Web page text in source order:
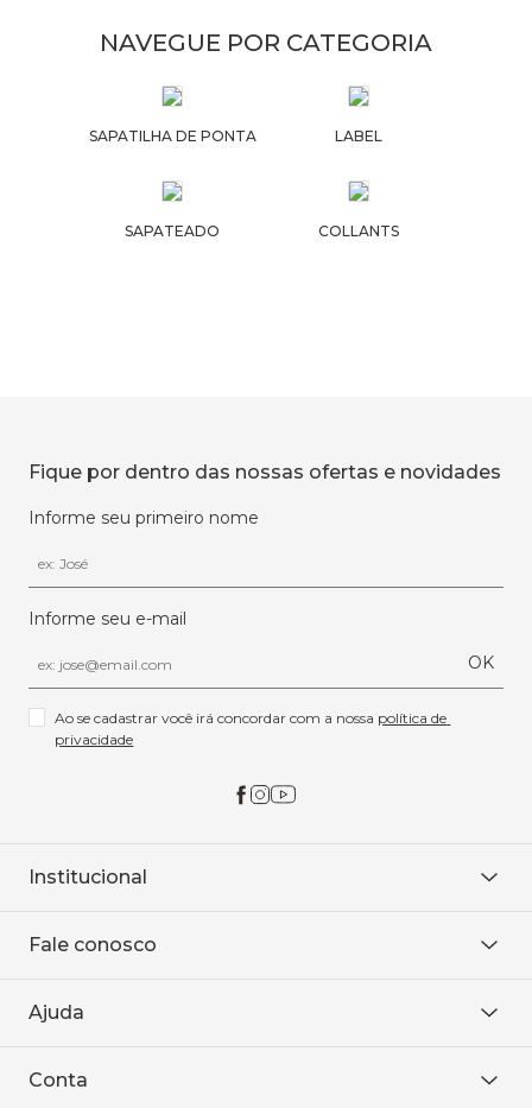
NAVEGUE POR CATEGORIA
SAPATILHA DE PONTA LABEL
SAPATEADO COLLANTS
Fique por dentro das nossas ofertas e novidades
Informe seu primeiro nome
Informe seu e-mail
OK
Ao se cadastrar você irá concordar com a nossa política de
privacidade
Institucional
Onde encontrar
Baixe o APP
Fale conosco
WhatsApp
Ajuda
Política de entrega
Conta